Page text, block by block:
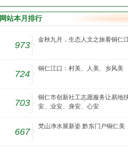
网站本月排行
973
金秋九月，生态人文之旅看铜仁
724
铜仁江口：村美、人美、乡风美
703
铜仁市创新社工志愿服务让易地
安、业安、身安、心安
667
梵山净水展新姿 黔东门户铜仁美